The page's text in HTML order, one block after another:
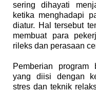
sering dihayati
ketika menghadapi
diatur. Hal tersebut
membuat para
rileks dan perasaan
Pemberian program
yang diisi dengan
stres dan teknik